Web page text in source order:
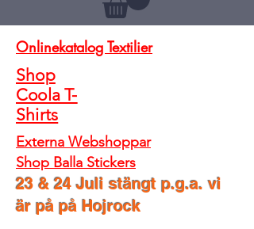
Shop
Coola T-
Shirts
Onlinekatalog Textilier
Externa Webshoppar
Shop Balla Stickers
23 & 24 Juli stängt p.g.a. vi
är på på Hojrock